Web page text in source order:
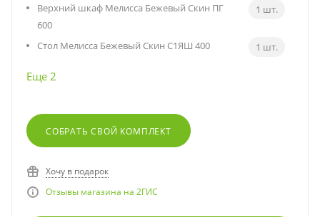
Верхний шкаф Мелисса Бежевый Скин ПГ
600
1 шт.
Стол Мелисса Бежевый Скин С1ЯШ 400 1 шт.
Еще 2
СОБРАТЬ СВОЙ КОМПЛЕКТ
Хочу в подарок
Отзывы магазина на 2ГИС